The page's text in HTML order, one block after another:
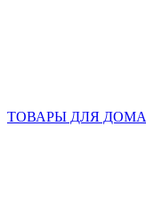
ТОВАРЫ ДЛЯ ДОМА